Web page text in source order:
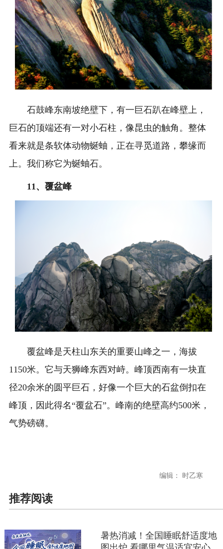
石鼓峰东南坡绝壁下，有一巨石趴在峰壁上，
巨石的顶端还有一对小石柱，像昆虫的触角。整体
看来就是条软体动物蜒蚰，正在寻觅道路，攀缘而
上。我们称它为蜒蚰石。
11、 覆盆峰
覆盆峰是天柱山东关的重要山峰之一，海拔
1150米。它与天狮峰东西对峙。峰顶西南有一块直
径20余米的圆平巨石，好像一个巨大的石盆倒扣在
峰顶，因此得名“覆盆石”。峰南的绝壁高约500米，
气势磅礴。
编辑： 时乙寒
推荐阅读
暑热消减！全国睡眠舒适度地